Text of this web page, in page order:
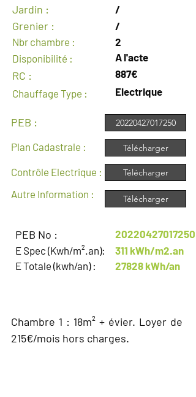
Jardin : /
Grenier :
/
Nbr chambre :
2
Disponibilité :
A l'acte
RC :
887€
Chauffage Type :
Electrique
PEB : 20220427017250
Plan Cadastrale : Télécharger
Contrôle Electrique : Télécharger
Autre Information : Télécharger
PEB No :
20220427017250
E Spec (Kwh/m².an):
311 kWh/m2.an
E Totale (kwh/an) :
27828 kWh/an
Chambre 1 : 18m² + évier. Loyer de
215€/mois hors charges.